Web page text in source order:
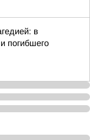
в
погибшего